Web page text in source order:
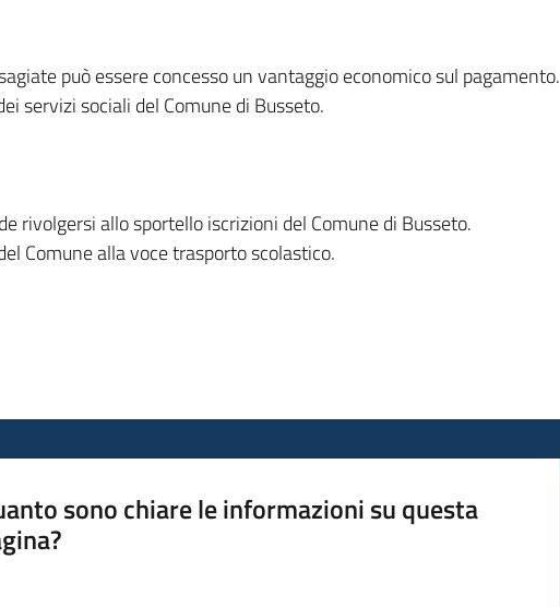
può essere concesso un vantaggio economico sul pagamento.
servizi sociali del Comune di Busseto.
rivolgersi allo sportello iscrizioni del Comune di Busseto.
Comune alla voce trasporto scolastico.
sono chiare le informazioni su questa